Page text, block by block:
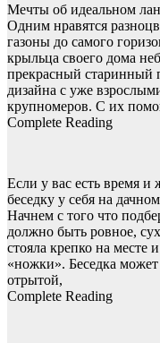
Мечты об идеальном
Одним нравятся
газоны до самого
крыльца своего дома
прекрасный старинный
дизайна с уже
крупномеров. С их
Complete Reading
Если у вас есть время и
беседку у себя на
Начнем с того что
должно быть ровное,
стояла крепко на месте
«ножки». Беседка
отрытой,
Complete Reading